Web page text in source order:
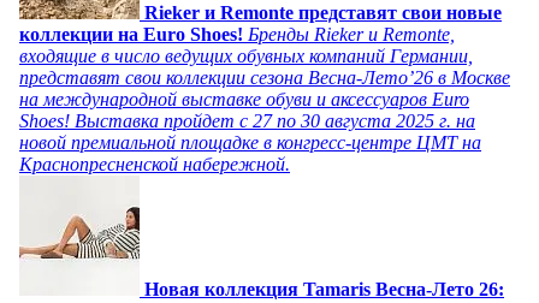
Rieker и Remonte представят свои новые
коллекции на Euro Shoes! Бренды Rieker и Remonte,
входящие в число ведущих обувных компаний Германии,
представят свои коллекции сезона Весна-Лето’26 в Москве
на международной выставке обуви и аксессуаров Euro
Shoes! Выставка пройдет c 27 по 30 августа 2025 г. на
новой премиальной площадке в конгресс-центре ЦМТ на
Краснопресненской набережной.
Новая коллекция Tamaris Весна-Лето 26: